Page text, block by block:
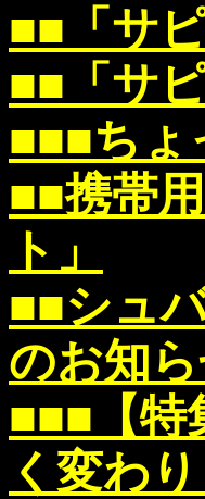
■■ 「サ
■■ 「サ
■■■ちょ
■■携帯
ト」
■■シュ
のお知
■■■【特
く変わ